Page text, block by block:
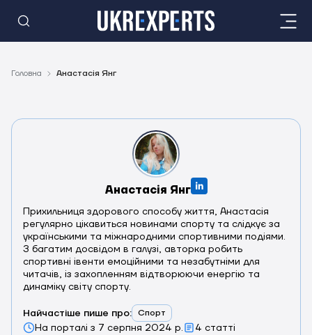
Головна Анастасія Янг
Анастасія Янг
Прихильниця здорового способу життя, Анастасія
регулярно цікавиться новинами спорту та слідкує за
українськими та міжнародними спортивними подіями.
З багатим досвідом в галузі, авторка робить
спортивні івенти емоційними та незабутніми для
читачів, із захопленням відтворюючи енергію та
динаміку світу спорту.
Найчастіше пише про: Спорт
На порталі з 7 серпня 2024 р. 4 статті